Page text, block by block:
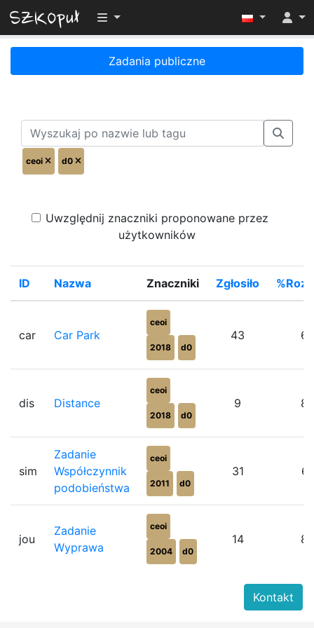
Przełącz widoczność menu
Zadania publiczne
ceoi d0
Uwzględnij znaczniki proponowane przez
użytkowników
ID Nazwa Znaczniki Zgłosiło
car Car Park
ceoi
2018 d0
43
dis Distance
ceoi
2018 d0
9
sim
Zadanie
Współczynnik
podobieństwa
ceoi
2011 d0
31
jou
Zadanie
Wyprawa
ceoi
2004 d0
14
Kontakt